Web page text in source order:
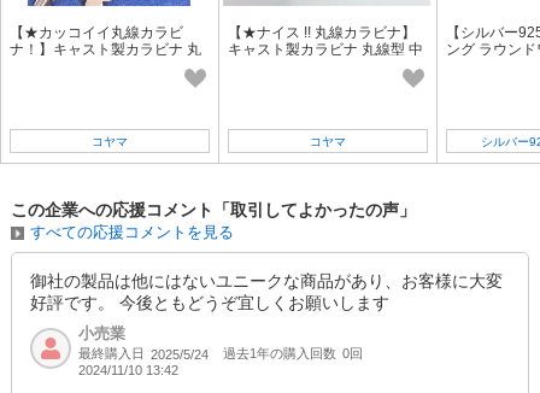
【★カッコイイ丸線カラビ
ナ！】キャスト製カラビナ 丸
コヤマ
【★ナイス !! 丸線カラビナ】
キャスト製カラビナ 丸線型 中
コヤマ
【シルバー
ング ラウン
シルバー
この企業への応援コメント「取引してよかったの声」
すべての応援コメントを見る
御社の製品は他にはないユニークな商品があり、お客様に大変
好評です。 今後ともどうぞ宜しくお願いします
小売業
最終購入日 2025/5/24 過去1年の購入回数 0回
2024/11/10 13:42